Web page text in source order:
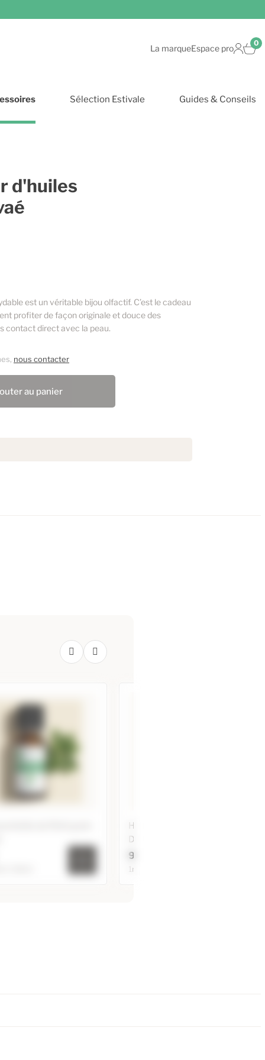
La marqueEspace pro
0
Sélection Estivale Guides & Conseils
d'huiles
est un véritable bijou olfactif. C’est le cadeau
profiter de façon originale et douce des
contact direct avec la peau.
nous contacter
au panier
Huile Absolue de Rose de
Damas
9,94 €
1ml / 2ml / 5ml